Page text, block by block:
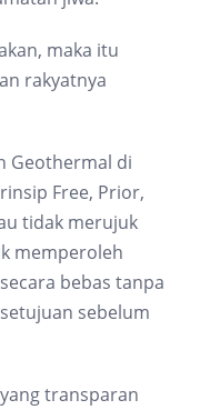
maka itu
rakyatnya
Geothermal di
Free, Prior,
tidak merujuk
memperoleh
bebas tanpa
sebelum
transparan